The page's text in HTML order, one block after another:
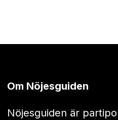
Om Nöjesguiden
Nöjesguiden är